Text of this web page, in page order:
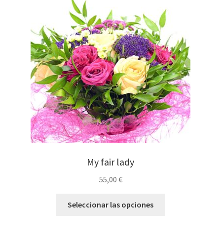
My fair lady
55,00 €
Seleccionar las opciones